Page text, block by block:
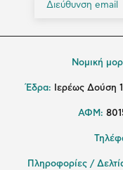
Νομική
Έδρα: Ιερέως Δούση
ΑΦΜ:
Πληροφορίες /